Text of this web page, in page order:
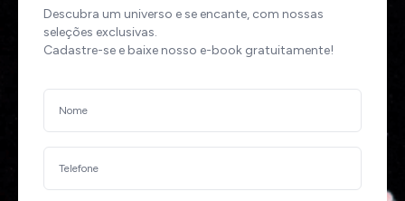
Descubra um universo e se encante, com nossas
seleções exclusivas.
Cadastre-se e baixe nosso e-book gratuitamente!